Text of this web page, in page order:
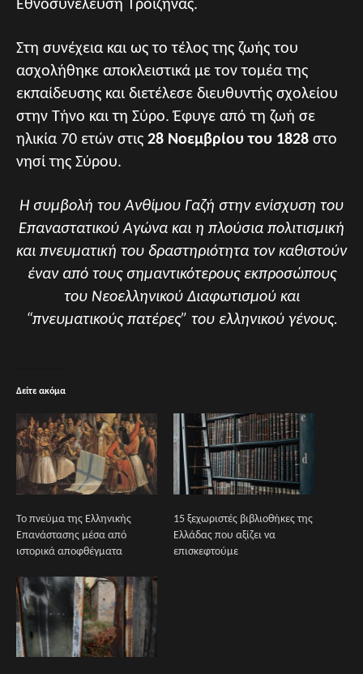
Εθνοσυνέλευση Τροιζήνας.
Στη συνέχεια και ως το τέλος της ζωής του
ασχολήθηκε αποκλειστικά με τον τομέα της
εκπαίδευσης και διετέλεσε διευθυντής σχολείου
στην Τήνο και τη Σύρο. Έφυγε από τη ζωή σε
ηλικία 70 ετών στις 28 Νοεμβρίου του 1828 στο
νησί της Σύρου.
Η συμβολή του Ανθίμου Γαζή στην ενίσχυση του
Επαναστατικού Αγώνα και η πλούσια πολιτισμική
και πνευματική του δραστηριότητα τον καθιστούν
έναν από τους σημαντικότερους εκπροσώπους
του Νεοελληνικού Διαφωτισμού και
“πνευματικούς πατέρες” του ελληνικού γένους.
Δείτε ακόμα
Το πνεύμα της Ελληνικής
Επανάστασης μέσα από
ιστορικά αποφθέγματα
15 ξεχωριστές βιβλιοθήκες της
Ελλάδας που αξίζει να
επισκεφτούμε